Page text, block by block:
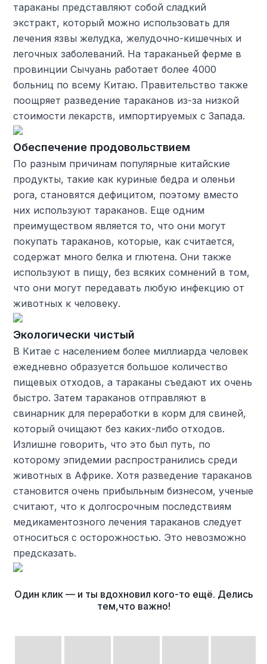
тараканы представляют собой сладкий
экстракт, который можно использовать для
лечения язвы желудка, желудочно-кишечных и
легочных заболеваний. На тараканьей ферме в
провинции Сычуань работает более 4000
больниц по всему Китаю. Правительство также
поощряет разведение тараканов из-за низкой
стоимости лекарств, импортируемых с Запада.
Обеспечение продовольствием
По разным причинам популярные китайские
продукты, такие как куриные бедра и оленьи
рога, становятся дефицитом, поэтому вместо
них используют тараканов. Еще одним
преимуществом является то, что они могут
покупать тараканов, которые, как считается,
содержат много белка и глютена. Они также
используют в пищу, без всяких сомнений в том,
что они могут передавать любую инфекцию от
животных к человеку.
Экологически чистый
В Китае с населением более миллиарда человек
ежедневно образуется большое количество
пищевых отходов, а тараканы съедают их очень
быстро. Затем тараканов отправляют в
свинарник для переработки в корм для свиней,
который очищают без каких-либо отходов.
Излишне говорить, что это был путь, по
которому эпидемии распространились среди
животных в Африке. Хотя разведение тараканов
становится очень прибыльным бизнесом, ученые
считают, что к долгосрочным последствиям
медикаментозного лечения тараканов следует
относиться с осторожностью. Это невозможно
предсказать.